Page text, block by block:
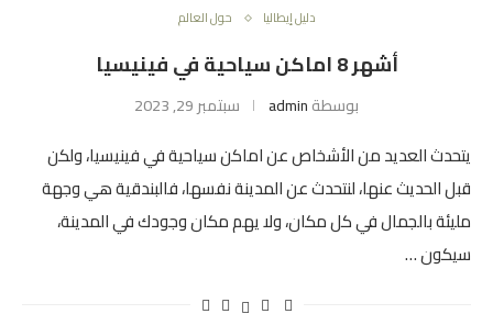
دليل إيطاليا حول العالم
أشهر 8 اماكن سياحية في فينيسيا
بوسطةadmin سبتمبر 29, 2023
يتحدث العديد من الأشخاص عن اماكن سياحية في فينيسيا، ولكن
قبل الحديث عنها، لنتحدث عن المدينة نفسها، فالبندقية هي وجهة
مليئة بالجمال في كل مكان، ولا يهم مكان وجودك في المدينة،
سيكون …